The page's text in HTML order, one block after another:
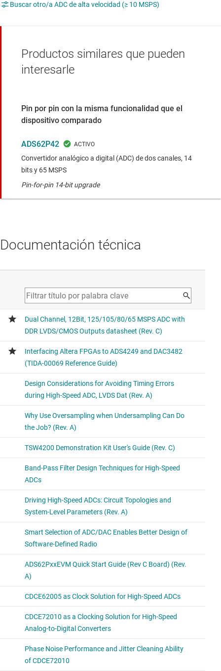
Buscar otro/a ADC de alta velocidad (≥ 10 MSPS)
Productos similares que pueden
interesarle
Pin por pin con la misma funcionalidad que el
dispositivo comparado
ADS62P42
Convertidor analógico a digital (ADC) de dos canales, 14
bits y 65 MSPS
Pin-for-pin 14-bit upgrade
Documentación técnica